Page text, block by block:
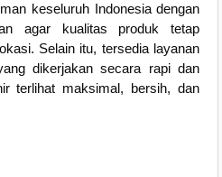
keseluruh Indonesia dengan
agar kualitas produk tetap
Selain itu, tersedia layanan
dikerjakan secara rapi dan
terlihat maksimal, bersih, dan